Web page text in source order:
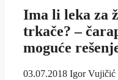
Ima li leka za
trkače? –
moguće
03.07.2018 Igor Vujičić